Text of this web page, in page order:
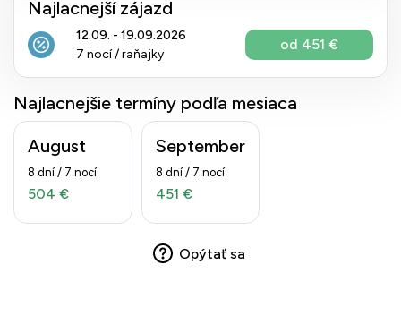
Najlacnejší zájazd
12.09. - 19.09.2026
7 nocí / raňajky
od 451 €
Najlacnejšie termíny podľa mesiaca
August
8 dní / 7 nocí
504 €
September
8 dní / 7 nocí
451 €
Opýtať sa